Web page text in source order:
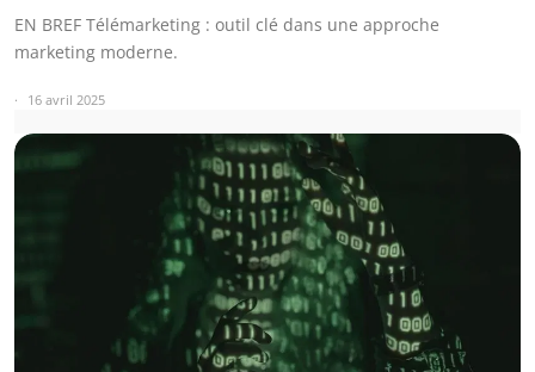
EN BREF Télémarketing : outil clé dans une approche
marketing moderne.
16 avril 2025